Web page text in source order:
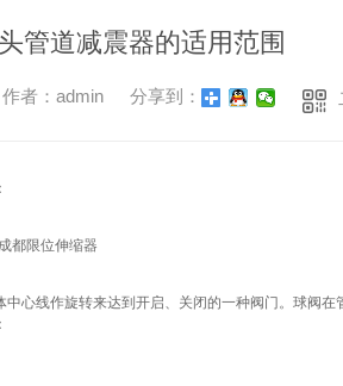
管道减震器的适用范围
者：admin 分享到：
心线作旋转来达到开启、关闭的一种阀门。球阀